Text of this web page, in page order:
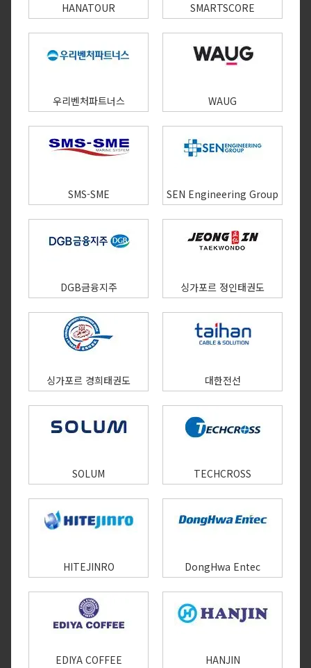
HANATOUR SMARTSCORE
우리벤처파트너스 WAUG
SMS-SME SEN Engineering Group
DGB금융지주 싱가포르 정인태권도
싱가포르 경희태권도 대한전선
SOLUM TECHCROSS
HITEJINRO DongHwa Entec
EDIYA COFFEE HANJIN